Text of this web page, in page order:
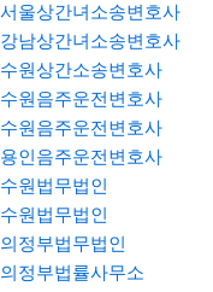
서울상간녀소송변호사
강남상간녀소송변호사
수원상간소송변호사
수원음주운전변호사
수원음주운전변호사
용인음주운전변호사
수원법무법인
수원법무법인
의정부법무법인
의정부법률사무소